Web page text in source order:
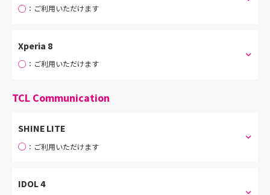
○ ：ご利用いただけます
Xperia 8
○ ：ご利用いただけます
TCL Communication
SHINE LITE
○ ：ご利用いただけます
IDOL 4